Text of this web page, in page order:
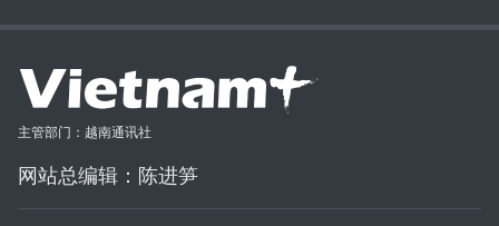
主管部门：越南通讯社
网站总编辑：陈进笋